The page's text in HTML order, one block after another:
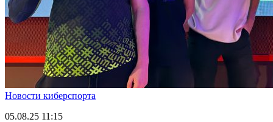
Новости киберспорта
05.08.25 11:15